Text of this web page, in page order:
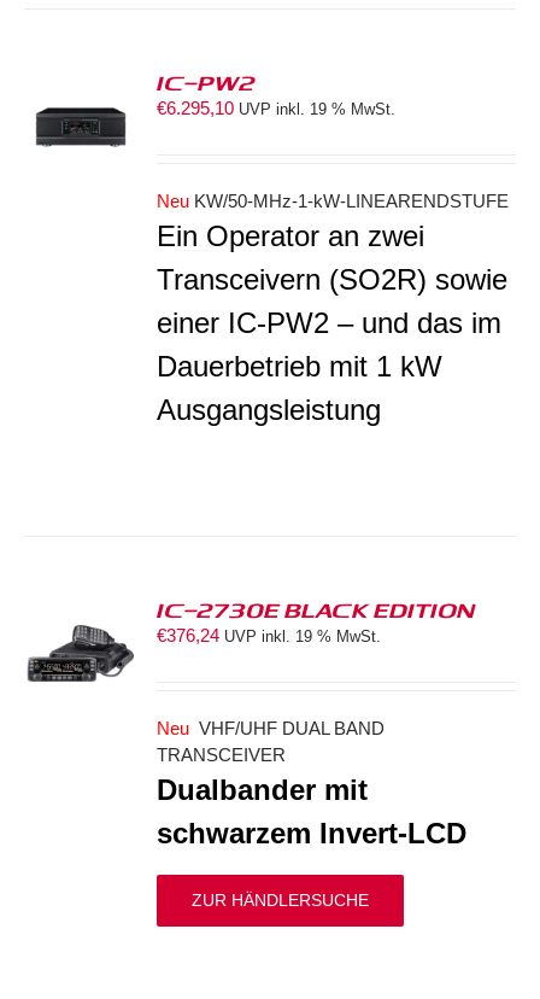
IC-PW2
€6.295,10 UVP inkl. 19 % MwSt.
Neu KW/50-MHz-1-kW-LINEARENDSTUFE
Ein Operator an zwei
Transceivern (SO2R) sowie
einer IC-PW2 – und das im
Dauerbetrieb mit 1 kW
Ausgangsleistung
IC-2730E BLACK EDITION
€376,24 UVP inkl. 19 % MwSt.
Neu VHF/UHF DUAL BAND
TRANSCEIVER
Dualbander mit
schwarzem Invert-LCD
ZUR HÄNDLERSUCHE